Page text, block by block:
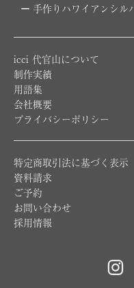
手作りハワイアンシル
icci 代官山について
制作実績
用語集
会社概要
プライバシーポリシー
特定商取引法に基づく表示
資料請求
ご予約
お問い合わせ
採用情報